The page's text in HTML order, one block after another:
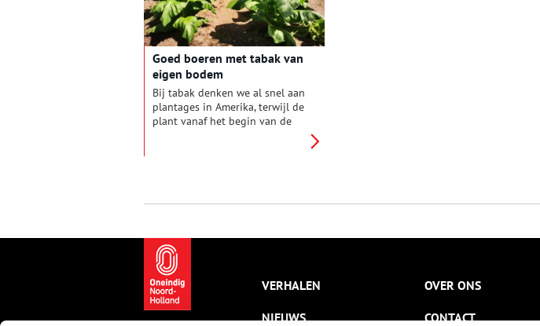
Goed boeren met tabak van
eigen bodem
Bij tabak denken we al snel aan
plantages in Amerika, terwijl de
plant vanaf het begin van de
groeien. Boeren vonden een
mannen als vrouwen berucht
waren om het vele pijproken.
VERHALEN
NIEUWS
OVER ONS
CONTACT